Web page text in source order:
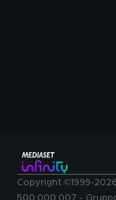
Copyright ©1999-